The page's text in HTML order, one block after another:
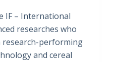
IF – International
researches who
research-performing
and cereal